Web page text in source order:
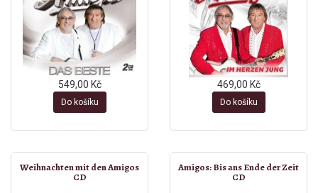
549,00 Kč
Do košíku
469,00 Kč
Do košíku
Weihnachten mit den Amigos
CD
Amigos: Bis ans Ende der Zeit
CD